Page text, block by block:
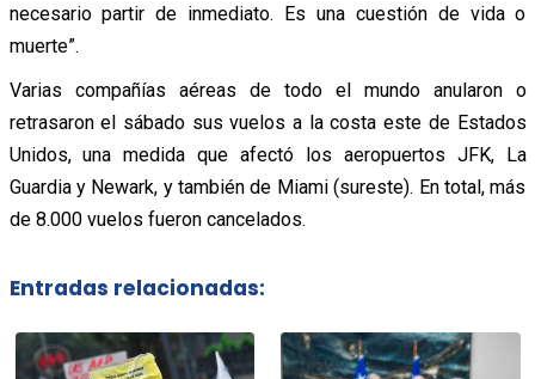
necesario partir de inmediato. Es una cuestión de vida o
muerte”.
Varias compañías aéreas de todo el mundo anularon o
retrasaron el sábado sus vuelos a la costa este de Estados
Unidos, una medida que afectó los aeropuertos JFK, La
Guardia y Newark, y también de Miami (sureste). En total, más
de 8.000 vuelos fueron cancelados.
Entradas relacionadas: